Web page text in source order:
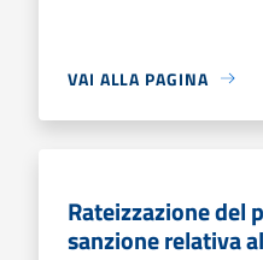
VAI ALLA PAGINA
Rateizzazione del
sanzione relativa